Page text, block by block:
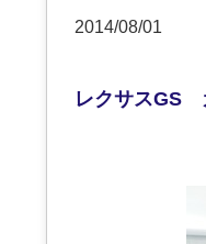
2014/08/01
レクサスGS